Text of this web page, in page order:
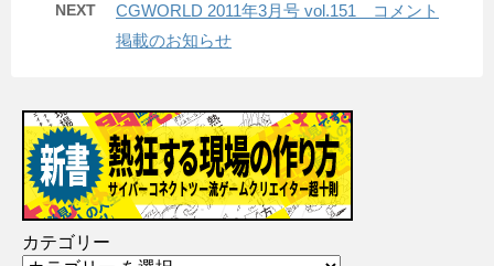
NEXT
CGWORLD 2011年3月号 vol.151 コメント
掲載のお知らせ
カテゴリー